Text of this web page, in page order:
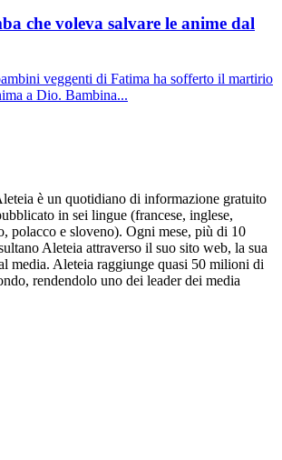
che voleva salvare le anime dal
veggenti di Fatima ha sofferto il martirio
a Dio. Bambina...
è un quotidiano di informazione gratuito
in sei lingue (francese, inglese,
polacco e sloveno). Ogni mese, più di 10
Aleteia attraverso il suo sito web, la sua
media. Aleteia raggiunge quasi 50 milioni di
rendendolo uno dei leader dei media